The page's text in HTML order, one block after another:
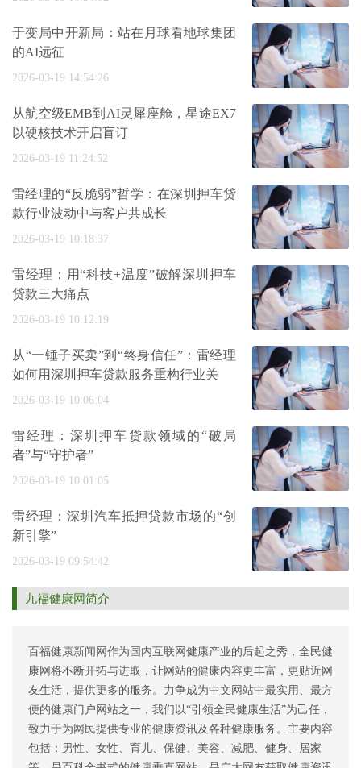
于变局中开新局：站在月球看地球集团
的AI远征
2026-03-19 14:54:26
从航空级EMB到AI灵犀座舱，星途EX7
以硬核技术开启盲订
2026-03-19 11:24:52
雷经理的“反脆弱”哲学：在深圳押车贷
款行业波动中与客户共成长
2026-03-19 10:18:37
雷经理：用“科技+温度”破解深圳押车
贷款三大痛点
2026-03-19 10:12:19
从“一锤子买卖”到“终身信任”：雷经理
如何用深圳押车贷款服务重构行业关
2026-03-19 10:06:04
雷经理：深圳押车贷款领域的“破局
者”与“守护者”
2026-03-19 10:01:05
雷经理：深圳汽车抵押贷款市场的“创
新引擎”
2026-03-19 09:54:42
九福健康网简介
百福健康新闻网作为国内互联网健康产业的后起之秀，全民健
康网将不断开拓与进取，让网站的健康内容更丰富，更贴近网
友生活，提供更多的服务。力争成为中文网站中最实用、最方
便的健康门户网站之一，我们以“引领全民健康生活”为己任，
致力于为网民提供专业的健康资讯及各种健康服务。主要内容
包括：男性、女性、育儿、保健、美容、减肥、健身、居家